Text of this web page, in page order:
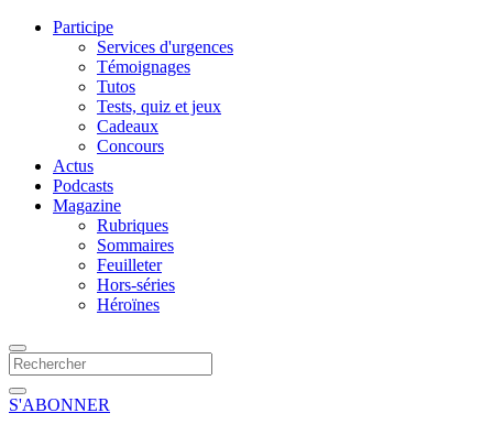
Participe
Services d'urgences
Témoignages
Tutos
Tests, quiz et jeux
Cadeaux
Concours
Actus
Podcasts
Magazine
Rubriques
Sommaires
Feuilleter
Hors-séries
Héroïnes
S'ABONNER